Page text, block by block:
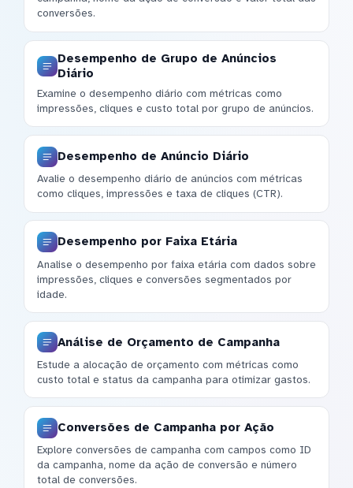
conversões.
Desempenho de Grupo de Anúncios
Diário
Examine o desempenho diário com métricas como
impressões, cliques e custo total por grupo de anúncios.
Desempenho de Anúncio Diário
Avalie o desempenho diário de anúncios com métricas
como cliques, impressões e taxa de cliques (CTR).
Desempenho por Faixa Etária
Analise o desempenho por faixa etária com dados sobre
impressões, cliques e conversões segmentados por
idade.
Análise de Orçamento de Campanha
Estude a alocação de orçamento com métricas como
custo total e status da campanha para otimizar gastos.
Conversões de Campanha por Ação
Explore conversões de campanha com campos como ID
da campanha, nome da ação de conversão e número
total de conversões.